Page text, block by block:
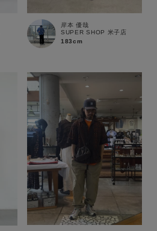
LADIES KIDS
岸本 優哉
SUPER SHOP 米子店
183cm